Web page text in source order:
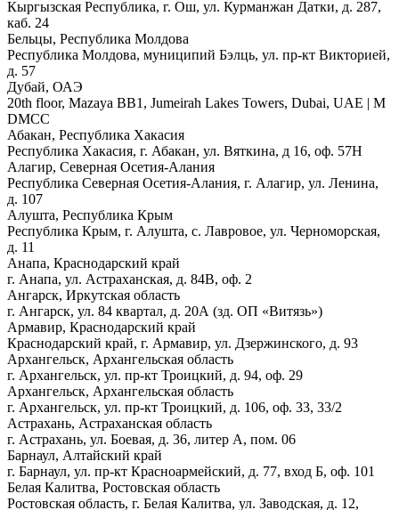
Кыргызская Республика, г. Ош, ул. Курманжан Датки, д. 287,
каб. 24
Бельцы, Республика Молдова
Республика Молдова, муниципий Бэлць, ул. пр-кт Викторией,
д. 57
Дубай, ОАЭ
20th floor, Mazaya BB1, Jumeirah Lakes Towers, Dubai, UAE | М
DMCC
Абакан, Республика Хакасия
Республика Хакасия, г. Абакан, ул. Вяткина, д 16, оф. 57Н
Алагир, Северная Осетия-Алания
Республика Северная Осетия-Алания, г. Алагир, ул. Ленина,
д. 107
Алушта, Республика Крым
Республика Крым, г. Алушта, с. Лавровое, ул. Черноморская,
д. 11
Анапа, Краснодарский край
г. Анапа, ул. Астраханская, д. 84В, оф. 2
Ангарск, Иркутская область
г. Ангарск, ул. 84 квартал, д. 20А (зд. ОП «Витязь»)
Армавир, Краснодарский край
Краснодарский край, г. Армавир, ул. Дзержинского, д. 93
Архангельск, Архангельская область
г. Архангельск, ул. пр-кт Троицкий, д. 94, оф. 29
Архангельск, Архангельская область
г. Архангельск, ул. пр-кт Троицкий, д. 106, оф. 33, 33/2
Астрахань, Астраханская область
г. Астрахань, ул. Боевая, д. 36, литер А, пом. 06
Барнаул, Алтайский край
г. Барнаул, ул. пр-кт Красноармейский, д. 77, вход Б, оф. 101
Белая Калитва, Ростовская область
Ростовская область, г. Белая Калитва, ул. Заводская, д. 12,